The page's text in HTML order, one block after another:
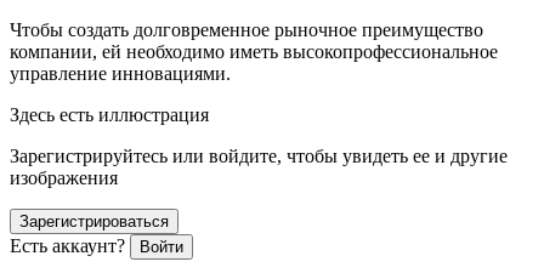
Чтобы создать долговременное рыночное преимущество
компании, ей необходимо иметь высокопрофессиональное
управление инновациями.
Здесь есть иллюстрация
Зарегистрируйтесь или войдите, чтобы увидеть ее и другие
изображения
Зарегистрироваться
Есть аккаунт? Войти